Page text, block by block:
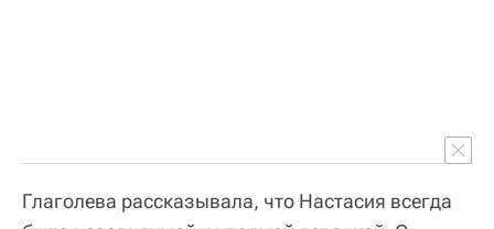
Глаголева рассказывала, что Настасия всегда